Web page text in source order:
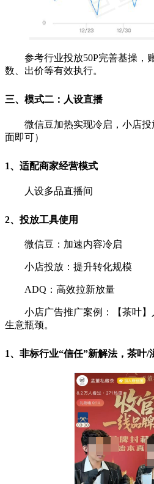
参考行业投放50P完善基操，
数、出价等有效执行。
三、模式二：人设直播
微信豆加热实现冷启，小店
面即可）
1、适配商家经营模式
人设多品直播间
2、投放工具使用
微信豆：加速内容冷启
小店投放：提升转化规模
ADQ：高效拉新放量
小店广告推广案例：【茶叶
生意瓶颈。
1、非标行业“信任”新解法，茶叶